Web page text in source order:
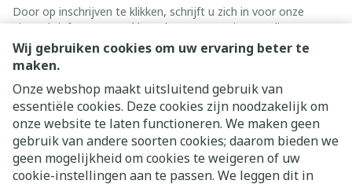
Wij gebruiken cookies om uw ervaring beter te
maken.
Onze webshop maakt uitsluitend gebruik van
essentiële cookies. Deze cookies zijn noodzakelijk om
onze website te laten functioneren. We maken geen
gebruik van andere soorten cookies; daarom bieden we
geen mogelijkheid om cookies te weigeren of uw
cookie-instellingen aan te passen. We leggen dit in
Door op inschrijven te klikken, schrijft u zich in voor onze
nieuwsbrief en gaat u akkoord met onzeprivacy policy.